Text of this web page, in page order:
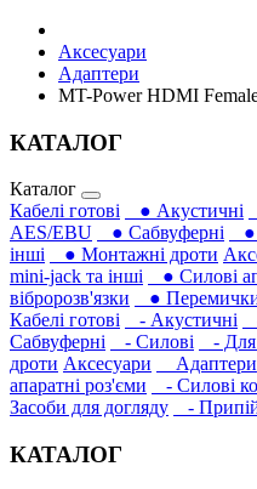
Аксесуари
Адаптери
MT-Power HDMI
КАТАЛОГ
Каталог
Кабелі готові
● Акустичні
AES/EBU
● Сабвуферні ●
інші
● Монтажні дроти
mini-jack та інші
● Силові
вібророзв'язки
●
Кабелі готові
- Акустичні
Сабвуферні
- Силові - Для
дроти Аксесуари Адаптери
апаратні роз'єми
- Силові
Засоби для догляду
- Припій
КАТАЛОГ